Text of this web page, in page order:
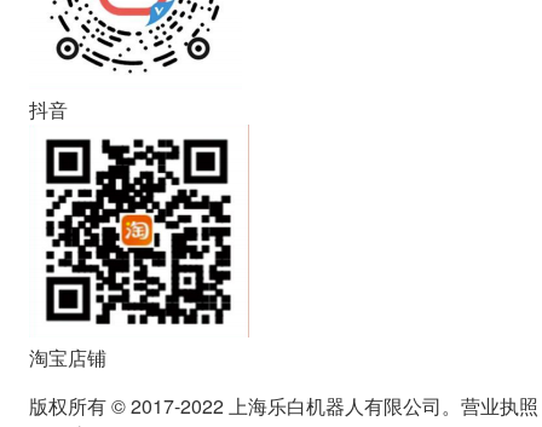
抖音
淘宝店铺
版权所有 © 2017-2022 上海乐白机器人有限公司。营业执照